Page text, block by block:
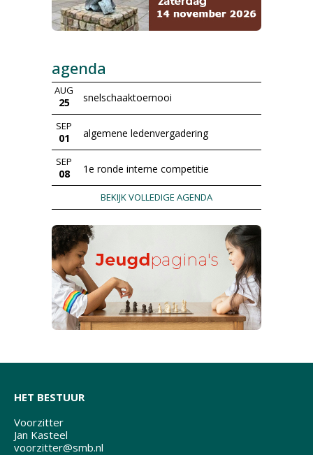
agenda
AUG
25 snelschaaktoernooi
SEP
01 algemene ledenvergadering
SEP
08 1e ronde interne competitie
BEKIJK VOLLEDIGE AGENDA
HET BESTUUR
Voorzitter
Jan Kasteel
voorzitter@smb.nl